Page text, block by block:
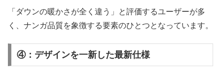
「ダウンの暖かさが全く違う」と評価するユーザーが多
く、ナンガ品質を象徴する要素のひとつとなっています。
④：デザインを一新した最新仕様